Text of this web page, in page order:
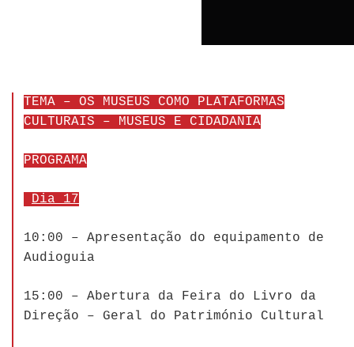
TEMA – OS MUSEUS COMO PLATAFORMAS
CULTURAIS – MUSEUS E CIDADANIA
PROGRAMA
Dia 17
10:00 – Apresentação do equipamento de
Audioguia
15:00 – Abertura da Feira do Livro da
Direção – Geral do Património Cultural